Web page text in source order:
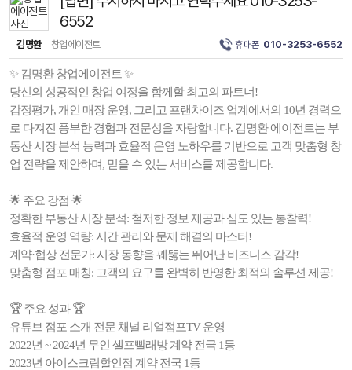
6552
김명환 창업에이전트 휴대폰 010-3253-6552
✨ 김명환 창업에이전트 ✨
당신의 성공적인 창업 여정을 함께할 최고의 파트너!
감정평가, 개인 매장 운영, 그리고 프랜차이즈 업계에서의 10년 경력으
로 다져진 풍부한 경험과 전문성을 자랑합니다. 김명환 에이전트는 부
동산 시장 분석 능력과 효율적 운영 노하우를 기반으로 고객 맞춤형 창
업 전략을 제안하며, 믿을 수 있는 서비스를 제공합니다.
🌟 주요 강점 🌟
정확한 부동산 시장 분석: 철저한 정보 제공과 심도 있는 통찰력!
효율적 운영 역량: 시간 관리와 문제 해결의 마스터!
계약·협상 전문가: 시장 동향을 꿰뚫는 뛰어난 비즈니스 감각!
맞춤형 점포 매칭: 고객의 요구를 완벽히 반영한 최적의 솔루션 제공!
🏆 주요 성과 🏆
유튜브 점포 소개 전문 채널 리얼점포TV 운영
2022년 ~ 2024년 무인 셀프빨래방 계약 전국 1등
2023년 아이스크림할인점 계약 전국 1등